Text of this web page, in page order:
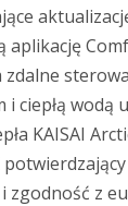
aplikację
zdalne
i ciepłą wodą
KAISAI
zgodność z